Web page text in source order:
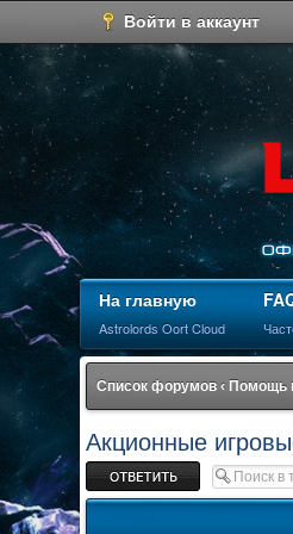
Войти в аккаунт
На главную
Astrolords Oort Cloud
Список форумов ‹ Помощь
Акционные
Ответить